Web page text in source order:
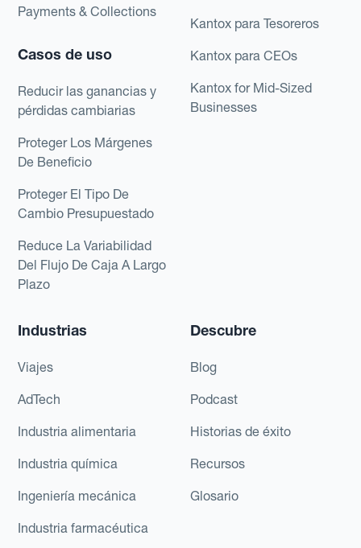
Payments & Collections
Casos de uso
Reducir las ganancias y
pérdidas cambiarias
Proteger Los Márgenes
De Beneficio
Proteger El Tipo De
Cambio Presupuestado
Reduce La Variabilidad
Del Flujo De Caja A Largo
Plazo
Kantox para Tesoreros
Kantox para CEOs
Kantox for Mid-Sized
Businesses
Industrias
Viajes
AdTech
Industria alimentaria
Industria química
Ingeniería mecánica
Industria farmacéutica
Descubre
Blog
Podcast
Historias de éxito
Recursos
Glosario